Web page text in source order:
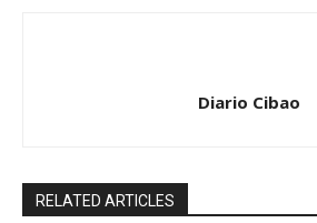
Diario Cibao
RELATED ARTICLES